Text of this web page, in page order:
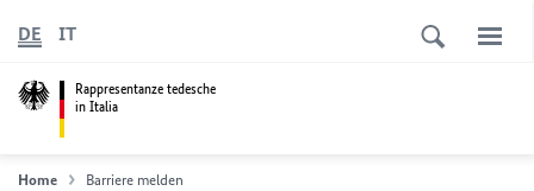
Rappresentanze tedesche
in Italia
DE IT
Home Barriere melden